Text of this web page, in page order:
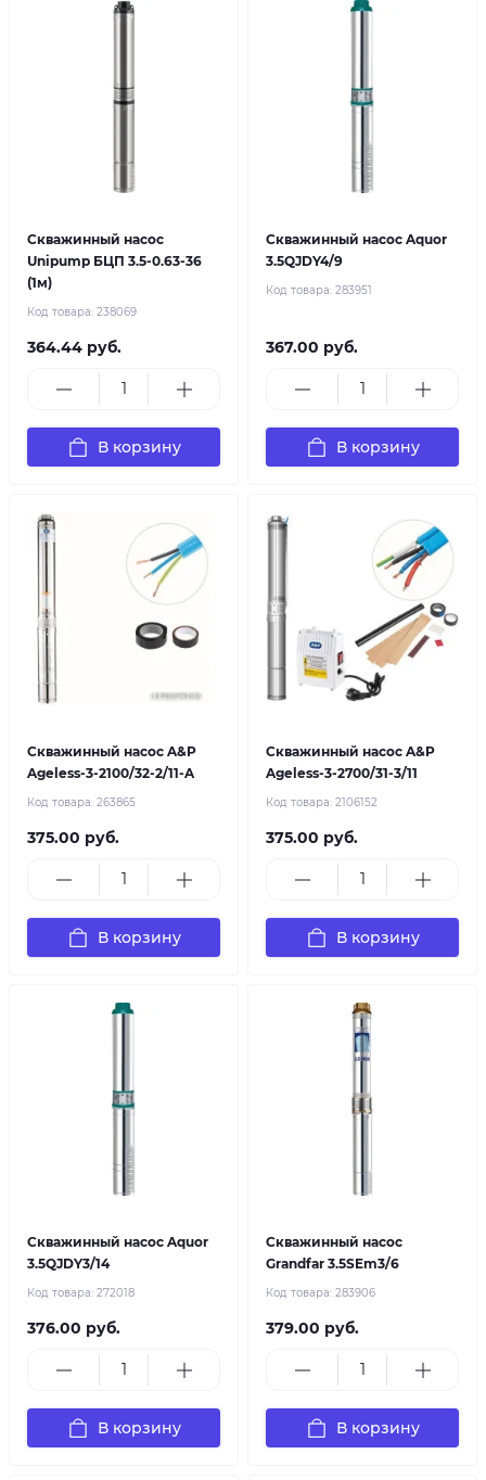
Скважинный насос
Unipump БЦП 3.5-0.63-36
(1м)
Код товара: 238069
364.44 руб.
В корзину
Скважинный насос Aquor
3.5QJDY4/9
Код товара: 283951
367.00 руб.
В корзину
Скважинный насос A&P
Ageless-3-2100/32-2/11-A
Код товара: 263865
375.00 руб.
В корзину
Скважинный насос A&P
Ageless-3-2700/31-3/11
Код товара: 2106152
375.00 руб.
В корзину
Скважинный насос Aquor
3.5QJDY3/14
Код товара: 272018
376.00 руб.
В корзину
Скважинный насос
Grandfar 3.5SEm3/6
Код товара: 283906
379.00 руб.
В корзину